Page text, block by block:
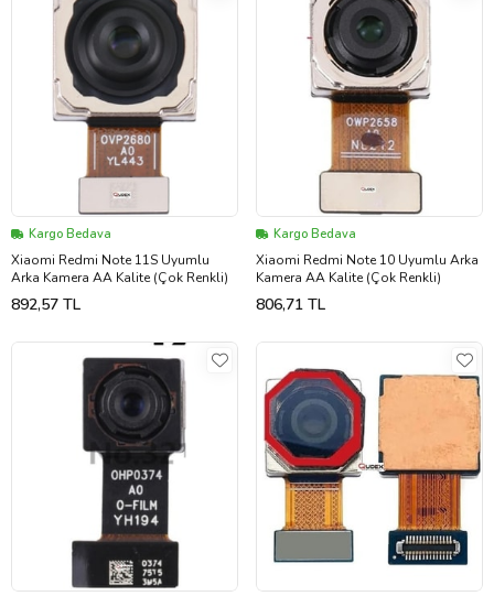
Kargo Bedava
Xiaomi Redmi Note 11S Uyumlu
Arka Kamera AA Kalite (Çok Renkli)
892,57 TL
Kargo Bedava
Xiaomi Redmi Note 10 Uyumlu Arka
Kamera AA Kalite (Çok Renkli)
806,71 TL